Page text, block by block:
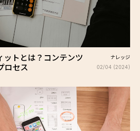
ットとは？コンテンツ
ロセス
ナレッジ
02/04 (2024)